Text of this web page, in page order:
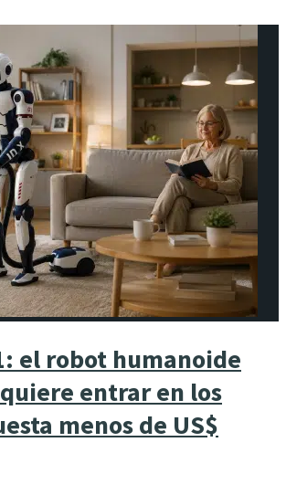
el robot humanoide
entrar en los
menos de US$